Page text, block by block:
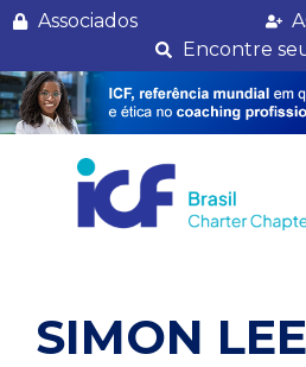
Associados
Encontre
SIMON LEE